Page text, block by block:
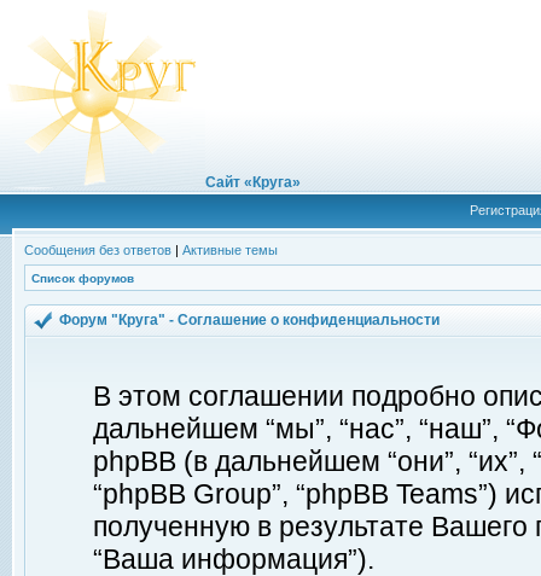
Сайт «Круга»
Сообщения без ответов | Активные темы
Список форумов
Форум "Круга" - Соглашение о конфиденциальности
В этом соглашении подробно
дальнейшем “мы”, “нас”, “наш”,
phpBB (в дальнейшем “они”, “их”,
“phpBB Group”, “phpBB Teams”)
полученную в результате
“Ваша информация”).